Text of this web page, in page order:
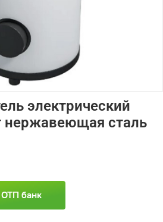
электрический
нержавеющая сталь
ОТП банк